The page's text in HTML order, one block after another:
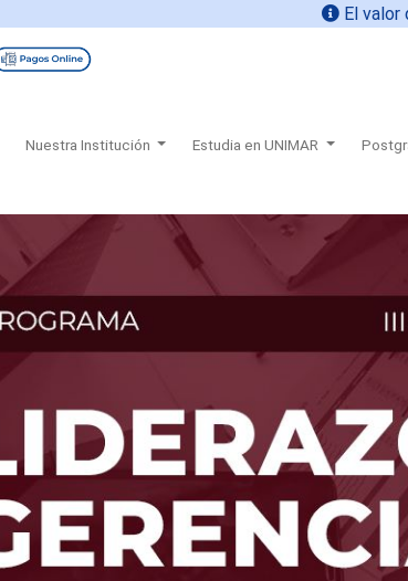
El valor del
Nuestra Institución Estudia en UNIMAR